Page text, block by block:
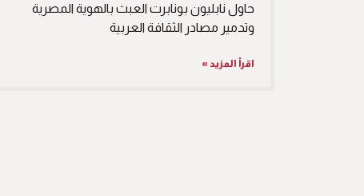
حاول نابليون بونابرت العبث بالهوية المصرية
وتدمير مصادر الثقافة العربية
اقرأ المزيد »